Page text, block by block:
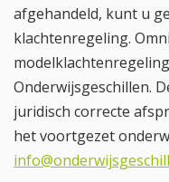
afgehandeld, kunt u
klachtenregeling.
Onderwijsgeschillen.
juridisch correcte
het voortgezet